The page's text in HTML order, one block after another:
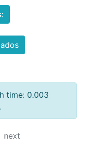
time: 0.003
next